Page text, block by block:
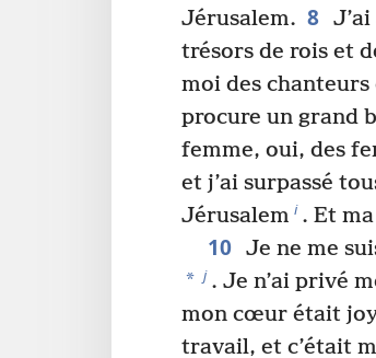
Jérusalem. 8
trésors de rois et
moi des chanteurs
procure un grand
femme, oui, des
et j’ai surpassé
Jérusalem i . Et
10 Je ne me
* j . Je n’ai privé
mon cœur était
travail, et c’était